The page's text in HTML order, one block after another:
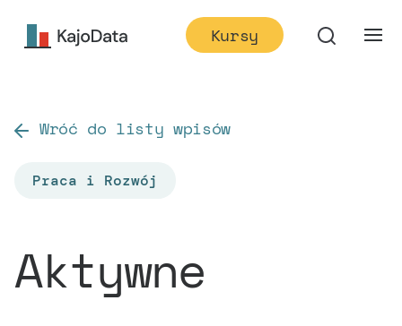
Kursy
Wróć do listy wpisów
Praca i Rozwój
Aktywne